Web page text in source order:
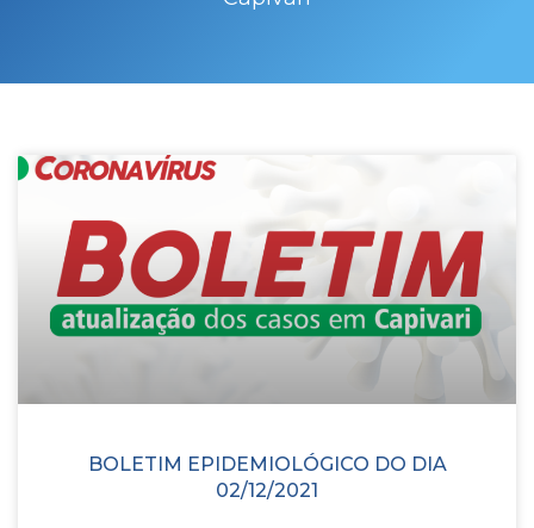
BOLETIM EPIDEMIOLÓGICO DO DIA
02/12/2021